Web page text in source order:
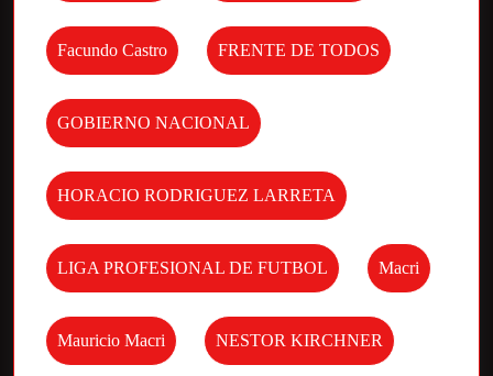
Facundo Castro FRENTE DE TODOS
GOBIERNO NACIONAL
HORACIO RODRIGUEZ LARRETA
LIGA PROFESIONAL DE FUTBOL Macri
Mauricio Macri NESTOR KIRCHNER